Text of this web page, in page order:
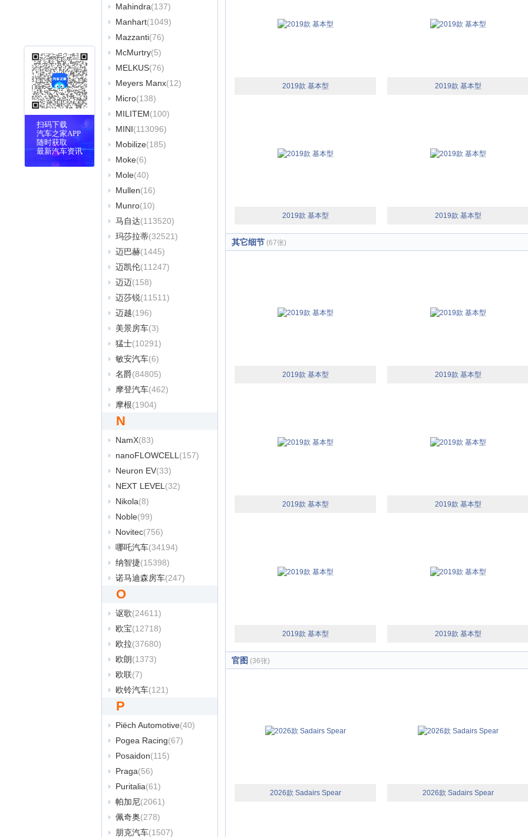
Mahindra(137)
Manhart(1049)
Mazzanti(76)
McMurtry(5)
MELKUS(76)
Meyers Manx(12)
Micro(138)
MILITEM(100)
MINI(113096)
Mobilize(185)
Moke(6)
Mole(40)
Mullen(16)
Munro(10)
马自达(113520)
玛莎拉蒂(32521)
迈巴赫(1445)
迈凯伦(11247)
迈迈(158)
迈莎锐(11511)
迈越(196)
美景房车(3)
猛士(10291)
敏安汽车(6)
名爵(84805)
摩登汽车(462)
摩根(1904)
N
NamX(83)
nanoFLOWCELL (157)
Neuron EV(33)
NEXT LEVEL (32)
Nikola(8)
Noble(99)
Novitec(756)
哪吒汽车(34194)
纳智捷(15398)
诺马迪森房车(247)
O
讴歌(24611)
欧宝(12718)
欧拉(37680)
欧朗(1373)
欧联(7)
欧铃汽车(121)
P
Piëch Automotive(40)
Pogea Racing(67)
Posaidon(115)
Praga(56)
Puritalia(61)
帕加尼(2061)
佩奇奥(278)
朋克汽车(1507)
2019款 基本型 2019款 基本型
2019款 基本型 2019款 基本型
其它细节 (67张)
2019款 基本型 2019款 基本型
2019款 基本型 2019款 基本型
2019款 基本型 2019款 基本型
官图 (36张)
2026款 Sadairs Spear 2026款 Sadairs Spear
扫码下载
汽车之家APP
随时获取
最新汽车资讯